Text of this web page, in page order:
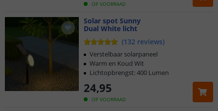
OP VOORRAAD
Solar spot Sunny
Dual White licht
(132 reviews)
OP VOORRAAD
24,95
Verstelbaar solarpaneel
Warm en Koud Wit
Lichtopbrengst: 400 Lumen